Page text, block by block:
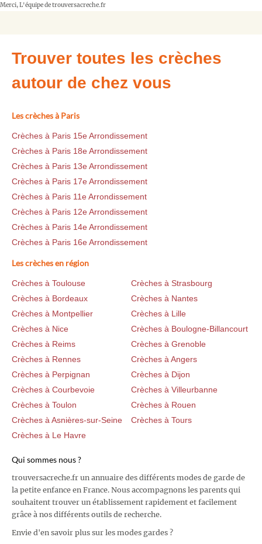
Merci, L'équipe de trouversacreche.fr
Trouver toutes les crèches
autour de chez vous
Les crèches à Paris
Crèches à Paris 15e Arrondissement
Crèches à Paris 18e Arrondissement
Crèches à Paris 13e Arrondissement
Crèches à Paris 17e Arrondissement
Crèches à Paris 11e Arrondissement
Crèches à Paris 12e Arrondissement
Crèches à Paris 14e Arrondissement
Crèches à Paris 16e Arrondissement
Les crèches en région
Crèches à Toulouse
Crèches à Strasbourg
Crèches à Bordeaux
Crèches à Nantes
Crèches à Montpellier
Crèches à Lille
Crèches à Nice
Crèches à Boulogne-Billancourt
Crèches à Reims
Crèches à Grenoble
Crèches à Rennes
Crèches à Angers
Crèches à Perpignan
Crèches à Dijon
Crèches à Courbevoie
Crèches à Villeurbanne
Crèches à Toulon
Crèches à Rouen
Crèches à Asnières-sur-Seine
Crèches à Tours
Crèches à Le Havre
Qui sommes nous ?
trouversacreche.fr un annuaire des différents modes de garde de
la petite enfance en France. Nous accompagnons les parents qui
souhaitent trouver un établissement rapidement et facilement
grâce à nos différents outils de recherche.
Envie d'en savoir plus sur les modes gardes ?